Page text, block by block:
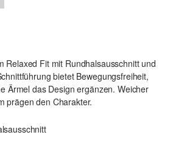
Relaxed Fit mit Rundhalsausschnitt und
bietet Bewegungsfreiheit,
Ärmel das Design ergänzen. Weicher
prägen den Charakter.